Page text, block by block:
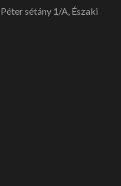
sétány 1/A, Északi